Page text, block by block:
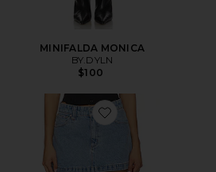
MINIFALDA MONICA
BY.DYLN
$100
Favorite FALDA 95 ALINE